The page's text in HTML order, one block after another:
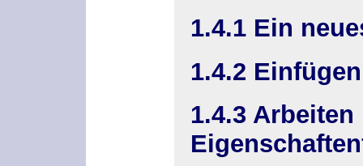
1.4.1 Ein
1.4.2
1.4.3